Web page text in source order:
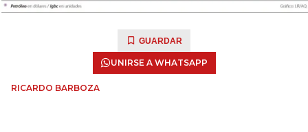
GUARDAR
UNIRSE A WHATSAPP
RICARDO BARBOZA